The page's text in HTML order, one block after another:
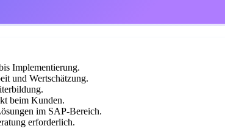
Implementierung.
und Wertschätzung.
beim Kunden.
im SAP-Bereich.
erforderlich.